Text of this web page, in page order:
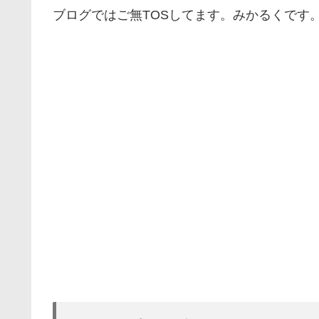
ブログではご無TOSしてます。みかるくです